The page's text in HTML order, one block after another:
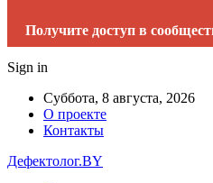
Получите доступ в
Sign in
Суббота, 8 августа, 2026
О проекте
Контакты
Дефектолог.BY